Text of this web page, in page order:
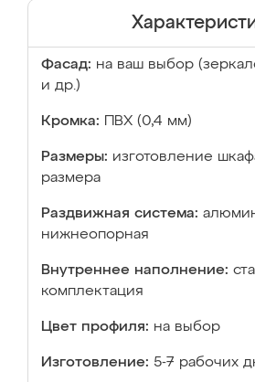
Фасад: на ваш выбор
и др.)
Кромка: ПВХ (0,4 мм)
Размеры: изготовление
размера
Раздвижная система:
нижнеопорная
Внутреннее наполнение:
комплектация
Цвет профиля: на выбор
Изготовление: 5-7 рабочих